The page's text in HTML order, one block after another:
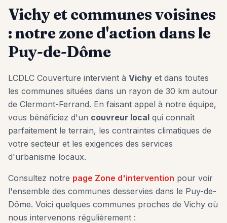
Vichyet communes voisines
: notre zone d'action dans le
Puy-de-Dôme
LCDLC Couverture intervient à Vichy et dans toutes
les communes situées dans un rayon de 30 km autour
de Clermont-Ferrand. En faisant appel à notre équipe,
vous bénéficiez d'un couvreur local qui connaît
parfaitement le terrain, les contraintes climatiques de
votre secteur et les exigences des services
d'urbanisme locaux.
Consultez notre page Zone d'intervention pour voir
l'ensemble des communes desservies dans le Puy-de-
Dôme. Voici quelques communes proches de Vichy où
nous intervenons régulièrement :